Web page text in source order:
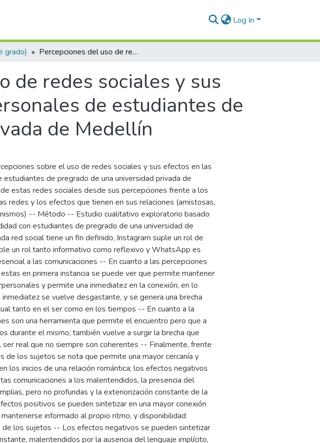
Log In
grado) Percepciones del uso de redes sociales y sus efectos en las relaciones interpersonales de estudiantes de pregrado de una Universidad privada de Medellín
de redes sociales y sus
de estudiantes de
de Medellín
sobre el uso de redes sociales y sus efectos en las
de pregrado de una universidad privada de
estas redes sociales desde sus percepciones frente a los
redes y los efectos que tienen en sus relaciones (amistosas,
-- Método -- Estudio cualitativo exploratorio basado
con estudiantes de pregrado de una universidad de
red social tiene un fin definido, Instagram suple un rol de
un rol tanto informativo como reflexivo y WhatsApp es
a las comunicaciones -- En cuanto a las percepciones
en primera instancia se puede ver que permite mantener
y permite una inmediatez en la conexión, en lo
se vuelve desgastante, y se genera una brecha
tanto en el ser como en los tiempos -- En cuanto a la
son una herramienta que permite el encuentro pero que a
durante el mismo; también vuelve a surgir la brecha que
real que no siempre son coherentes -- Finalmente, frente
de los sujetos se nota que permite una mayor cercanía y
los inicios de una relación romántica; los efectos negativos
comunicaciones a los malentendidos, la presencia del
pero no profundas y la exteriorización constante de la
positivos se pueden sintetizar en una mayor conexión
informado al propio ritmo, y disponibilidad
de los sujetos -- Los efectos negativos se pueden sintetizar
malentendidos por la ausencia del lenguaje implícito,